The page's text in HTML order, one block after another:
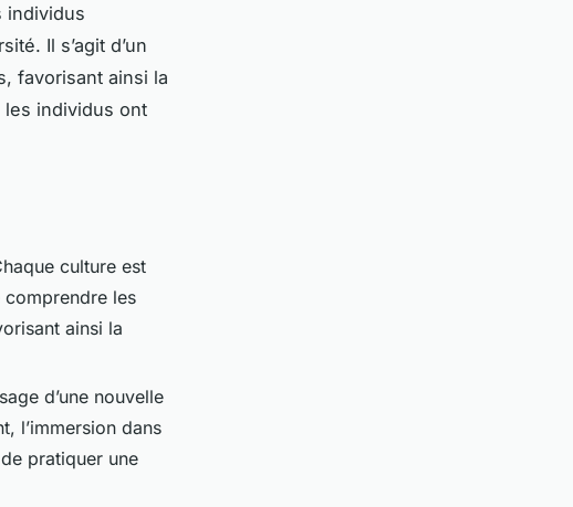
individus
Il s’agit d’un
favorisant ainsi la
les individus ont
culture est
comprendre les
ainsi la
d’une nouvelle
l’immersion dans
pratiquer une